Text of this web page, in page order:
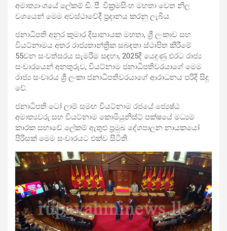
අමාත්‍යාංශයේ ලේකම් ඩී. පී. වික්‍රමසිංහ මහතා වෙත නිල
වශයෙන් මෙම අවස්ථාවේදී ප්‍රදානය කරනු ලැබීය.
ජනාධිපති අනුර කුමාර දිසානායක මහතා, ශ්‍රී ලංකාව සහ
වියට්නාමය අතර රාජ්‍යතාන්ත්‍රික සබඳතා ස්ථාපිත කිරීමේ
55වන සංවත්සරය සැමරීම සඳහා, 2025දී යෙදුණු එරට රාජ්‍ය
සංචාරයෙන් අනතුරුව, වියට්නාම ජනාධිපතිවරයාගේ මෙම
රාජ්‍ය සංචාරය ශ්‍රී ලංකා ජනාධිපතිවරයාගේ ආරාධනය පරිදි සිදු
වේ.
ජනාධිපති ටෝ ලාම් සමඟ වියට්නාම රජයේ ජ්‍යෙෂ්ඨ
අමාත්‍යවරු සහ වියට්නාම කොමියුනිස්ට් පක්ෂයේ මධ්‍යම
කාරක සභාවේ ලේකම් ඇතුළු ප්‍රමුඛ දේශපාලන නායකයෝ
පිරිසක් මෙම සංචාරයට එක්ව සිටිති.